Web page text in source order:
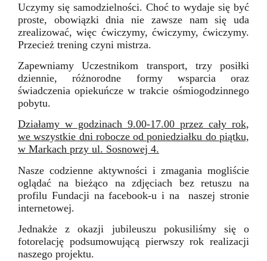
Uczymy się samodzielności. Choć to wydaje się być
proste, obowiązki dnia nie zawsze nam się uda
zrealizować, więc ćwiczymy, ćwiczymy, ćwiczymy.
Przecież trening czyni mistrza.
Zapewniamy Uczestnikom transport, trzy posiłki
dziennie, różnorodne formy wsparcia oraz
świadczenia opiekuńcze w trakcie ośmiogodzinnego
pobytu.
Działamy w godzinach 9.00-17.00 przez cały rok,
we wszystkie dni robocze od poniedziałku do piątku,
w Markach przy ul. Sosnowej 4.
Nasze codzienne aktywności i zmagania mogliście
oglądać na bieżąco na zdjęciach bez retuszu na
profilu Fundacji na facebook-u i na naszej stronie
internetowej.
Jednakże z okazji jubileuszu pokusiliśmy się o
fotorelację podsumowującą pierwszy rok realizacji
naszego projektu.